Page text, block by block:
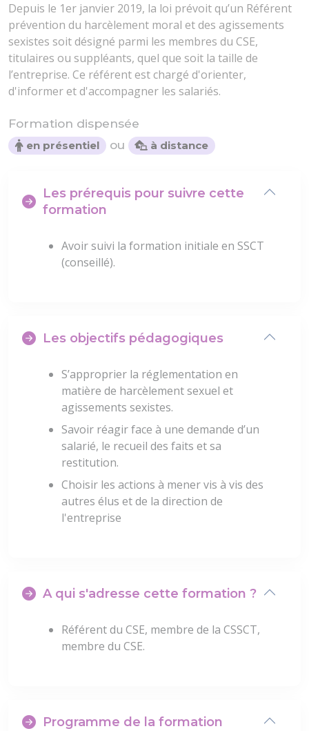
Depuis le 1er janvier 2019, la loi prévoit qu’un Référent
prévention du harcèlement moral et des agissements
sexistes soit désigné parmi les membres du CSE,
titulaires ou suppléants, quel que soit la taille de
l’entreprise. Ce référent est chargé d'orienter,
d'informer et d'accompagner les salariés.
Formation dispensée
en présentiel ou à distance
Les prérequis pour suivre cette
formation
Avoir suivi la formation initiale en SSCT
(conseillé).
Les objectifs pédagogiques
S’approprier la réglementation en
matière de harcèlement sexuel et
agissements sexistes.
Savoir réagir face à une demande d’un
salarié, le recueil des faits et sa
restitution.
Choisir les actions à mener vis à vis des
autres élus et de la direction de
l'entreprise
A qui s'adresse cette formation ?
Référent du CSE, membre de la CSSCT,
membre du CSE.
Programme de la formation